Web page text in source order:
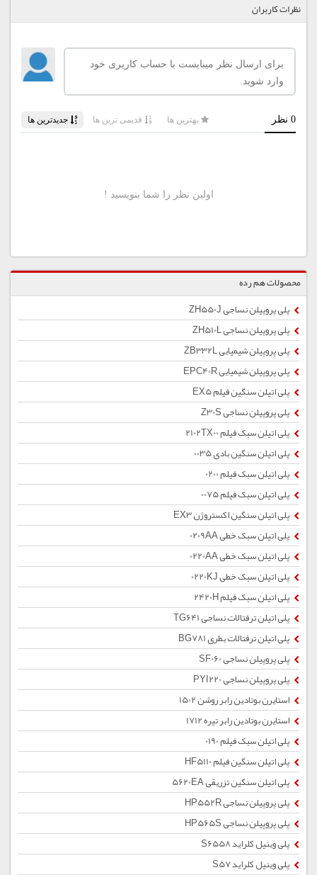
نظرات کاربران
محصولات هم رده
پلی پروپیلن نساجی ZH550J
پلی پروپیلن نساجی ZH510L
پلی پروپیلن شیمیایی ZB332L
پلی پروپیلن شیمیایی EPC40R
پلی اتیلن سنگین فیلم EX5
پلی پروپیلن نساجی Z30S
پلی اتیلن سبک فیلم 2102TX00
پلی اتیلن سنگین بادی 0035
پلی اتیلن سبک فیلم 0200
پلی اتیلن سبک فیلم 0075
پلی اتیلن سنگین اکستروژن EX3
پلی اتیلن سبک خطی 0209AA
پلی اتیلن سبک خطی 0220AA
پلی اتیلن سبک خطی 0220KJ
پلی اتیلن سبک فیلم 2420H
پلی اتیلن ترفتالات نساجی TG641
پلی اتیلن ترفتالات بطری BG781
پلی پروپیلن نساجی SF060
پلی پروپیلن نساجی PYI220
استایرن بوتادین رابر روشن 1502
استایرن بوتادین رابر تیره 1712
پلی اتیلن سبک فیلم 0190
پلی اتیلن سنگین فیلم HF5110
پلی اتیلن سنگین تزریقی 5620EA
پلی پروپیلن نساجی HP552R
پلی پروپیلن نساجی HP565S
پلی وینیل کلراید S6558
پلی وینیل کلراید S57